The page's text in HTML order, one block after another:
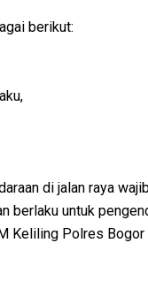
berikut:
di jalan raya
berlaku untuk
Keliling Polres